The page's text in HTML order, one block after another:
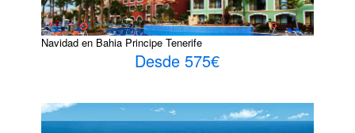
Navidad en Bahia Principe Tenerife
Desde 575€